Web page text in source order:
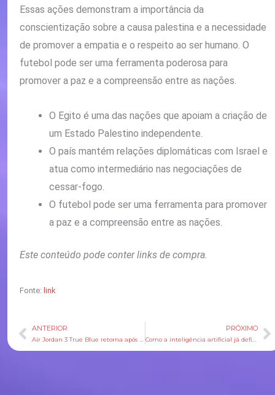
Essas ações demonstram a importância da
conscientização sobre a causa palestina e a necessidade
de promover a empatia e o respeito ao ser humano. O
futebol pode ser uma ferramenta poderosa para
promover a paz e a compreensão entre as nações.
O Egito é uma das nações que apoiam a criação de
um Estado Palestino independente.
O país mantém relações diplomáticas com Israel e
atua como intermediário nas negociações de
cessar-fogo.
O futebol pode ser uma ferramenta para promover
a paz e a compreensão entre as nações.
Este conteúdo pode conter links de compra.
Fonte: link
Anterior
ANTERIOR PRÓXIMO